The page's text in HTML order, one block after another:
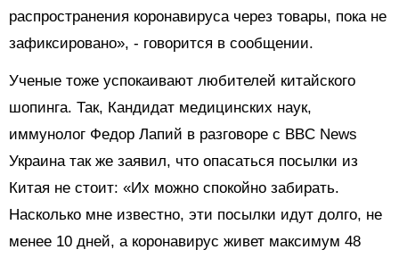
распространения коронавируса через товары, пока не
зафиксировано», - говорится в сообщении.
Ученые тоже успокаивают любителей китайского
шопинга. Так, Кандидат медицинских наук,
иммунолог Федор Лапий в разговоре с BBC News
Украина так же заявил, что опасаться посылки из
Китая не стоит: «Их можно спокойно забирать.
Насколько мне известно, эти посылки идут долго, не
менее 10 дней, а коронавирус живет максимум 48